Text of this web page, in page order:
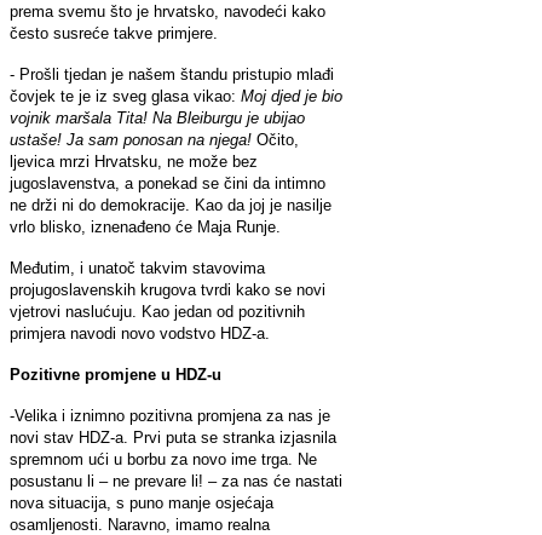
prema svemu što je hrvatsko, navodeći kako
često susreće takve primjere.
- Prošli tjedan je našem štandu pristupio mlađi
čovjek te je iz sveg glasa vikao: Moj djed je bio
vojnik maršala Tita! Na Bleiburgu je ubijao
ustaše! Ja sam ponosan na njega! Očito,
ljevica mrzi Hrvatsku, ne može bez
jugoslavenstva, a ponekad se čini da intimno
ne drži ni do demokracije. Kao da joj je nasilje
vrlo blisko, iznenađeno će Maja Runje.
Međutim, i unatoč takvim stavovima
projugoslavenskih krugova tvrdi kako se novi
vjetrovi naslućuju. Kao jedan od pozitivnih
primjera navodi novo vodstvo HDZ-a.
Pozitivne promjene u HDZ-u
-Velika i iznimno pozitivna promjena za nas je
novi stav HDZ-a. Prvi puta se stranka izjasnila
spremnom ući u borbu za novo ime trga. Ne
posustanu li – ne prevare li! – za nas će nastati
nova situacija, s puno manje osjećaja
osamljenosti. Naravno, imamo realna